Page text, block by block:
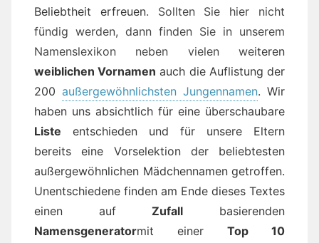
Beliebtheit erfreuen. Sollten Sie hier nicht
fündig werden, dann finden Sie in unserem
Namenslexikon neben vielen weiteren
weiblichen Vornamen auch die Auflistung der
200 außergewöhnlichsten Jungennamen. Wir
haben uns absichtlich für eine überschaubare
Liste entschieden und für unsere Eltern
bereits eine Vorselektion der beliebtesten
außergewöhnlichen Mädchennamen getroffen.
Unentschiedene finden am Ende dieses Textes
einen aufZufall basierenden
Namensgeneratormit einer Top 10